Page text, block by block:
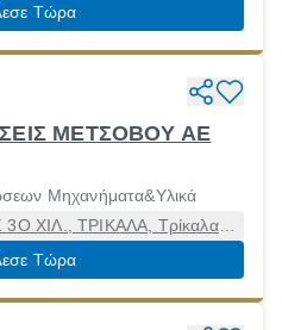
Τώρα
ΜΕΤΣΟΒΟΥ ΑΕ
Μηχανήματα&Υλικά
ΧΙΛ., ΤΡΙΚΑΛΑ, Τρίκαλα
42100
Τώρα